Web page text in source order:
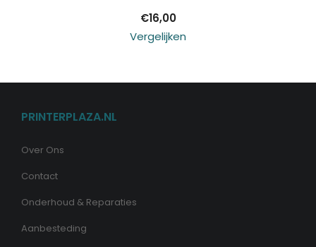
€16,00
Vergelijken
PRINTERPLAZA.NL
Over Ons
Contact
Onderhoud & Reparaties
Aanbesteding